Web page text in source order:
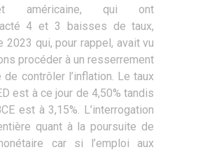
américaine, qui ont
4 et 3 baisses de taux,
2023 qui, pour rappel, avait vu
procéder à un resserrement
contrôler l’inflation. Le taux
est à ce jour de 4,50% tandis
est à 3,15%. L’interrogation
quant à la poursuite de
car si l’emploi aux